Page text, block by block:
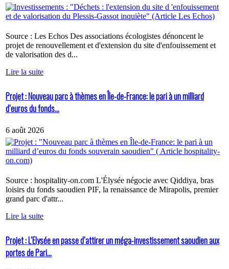
Source : Les Echos Des associations écologistes dénoncent le
projet de renouvellement et d'extension du site d'enfouissement et
de valorisation des d...
Lire la suite
Projet : Nouveau parc à thèmes en Île-de-France: le pari à un milliard
d’euros du fonds...
6 août 2026
Source : hospitality-on.com L'Élysée négocie avec Qiddiya, bras
loisirs du fonds saoudien PIF, la renaissance de Mirapolis, premier
grand parc d'attr...
Lire la suite
Projet : L’Elysée en passe d’attirer un méga-investissement saoudien aux
portes de Pari...